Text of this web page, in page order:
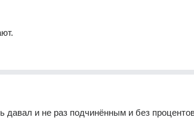
давал и не раз подчинённым и без